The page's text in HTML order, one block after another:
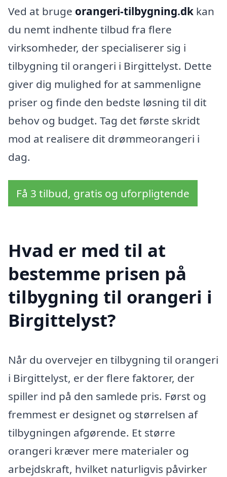
Ved at bruge orangeri-tilbygning.dk kan
du nemt indhente tilbud fra flere
virksomheder, der specialiserer sig i
tilbygning til orangeri i Birgittelyst. Dette
giver dig mulighed for at sammenligne
priser og finde den bedste løsning til dit
behov og budget. Tag det første skridt
mod at realisere dit drømmeorangeri i
dag.
Få 3 tilbud, gratis og uforpligtende
Hvad er med til at
bestemme prisen på
tilbygning til orangeri i
Birgittelyst?
Når du overvejer en tilbygning til orangeri
i Birgittelyst, er der flere faktorer, der
spiller ind på den samlede pris. Først og
fremmest er designet og størrelsen af
tilbygningen afgørende. Et større
orangeri kræver mere materialer og
arbejdskraft, hvilket naturligvis påvirker